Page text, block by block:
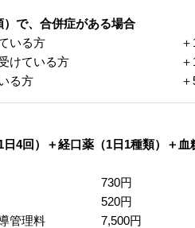
で、合併症がある場合
いる方
＋
けている方
＋
る方
4回）＋経口薬（1日1種類）＋血
管理料
730円
520円
7,500円